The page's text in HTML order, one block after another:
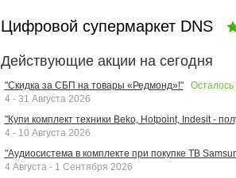
Цифровой супермаркет DNS
Действующие акции на сегодня
"Скидка за СБП на товары «Редмонд»!" Осталось
4 - 31 Августа 2026
"Купи комплект техники Beko, Hotpoint, Indesit -
4 - 10 Августа 2026
"Аудиосистема в комплекте при покупке ТВ
4 Августа - 1 Сентября 2026